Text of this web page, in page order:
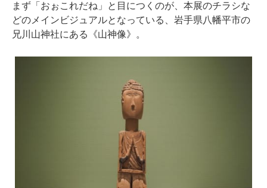
まず「おぉこれだね」と目につくのが、本展のチラシな
どのメインビジュアルとなっている、岩手県八幡平市の
兄川山神社にある《山神像》。